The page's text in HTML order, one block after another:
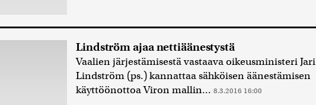
Lindström ajaa nettiäänestystä
Vaalien järjestämisestä vastaava oikeusministeri Jari
Lindström (ps.) kannattaa sähköisen äänestämisen
käyttöönottoa Viron mallin... 8.3.2016 16:00